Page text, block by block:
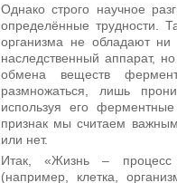
Однако строго научное
определённые трудности.
организма не обладают
наследственный аппарат,
обмена веществ
размножаться, лишь
используя его
признак мы считаем
или нет.
Итак, «Жизнь – процесс
(например, клетка,